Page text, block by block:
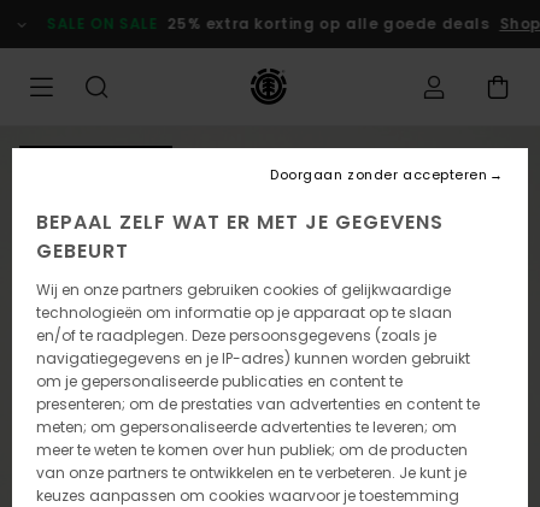
naar
Productinformatie
SALE ON SALE 25% extra korting op alle goede deals
BEPAAL ZELF WAT ER MET JE GEGEVENS
GEBEURT
Wij en onze partners gebruiken cookies of gelijkwaardige
technologieën om informatie op je apparaat op te slaan
en/of te raadplegen. Deze persoonsgegevens (zoals je
navigatiegegevens en je IP-adres) kunnen worden gebruikt
om je gepersonaliseerde publicaties en content te
presenteren; om de prestaties van advertenties en content te
meten; om gepersonaliseerde advertenties te leveren; om
meer te weten te komen over hun publiek; om de producten
van onze partners te ontwikkelen en te verbeteren. Je kunt je
keuzes aanpassen om cookies waarvoor je toestemming
Doorgaan zonder accepteren